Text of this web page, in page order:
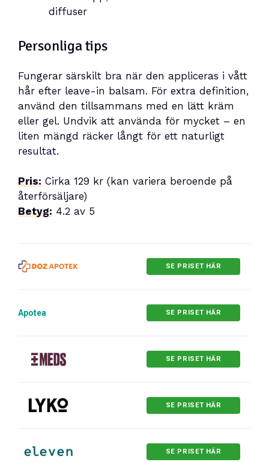
diffuser
Personliga tips
Fungerar särskilt bra när den appliceras i vått
hår efter leave-in balsam. För extra definition,
använd den tillsammans med en lätt kräm
eller gel. Undvik att använda för mycket – en
liten mängd räcker långt för ett naturligt
resultat.
Pris: Cirka 129 kr (kan variera beroende på
återförsäljare)
Betyg: 4.2 av 5
SE PRISET HÄR
Apotea SE PRISET HÄR
SE PRISET HÄR
SE PRISET HÄR
SE PRISET HÄR